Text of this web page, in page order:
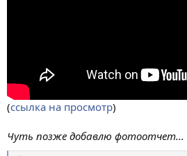
(ссылка на просмотр)
Чуть позже добавлю фотоотчет...